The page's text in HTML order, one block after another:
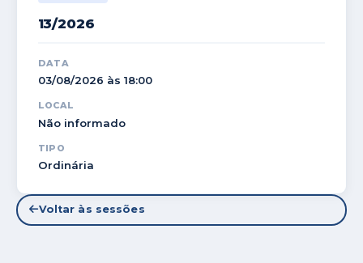
13/2026
DATA
03/08/2026 às 18:00
LOCAL
Não informado
TIPO
Ordinária
Voltar às sessões